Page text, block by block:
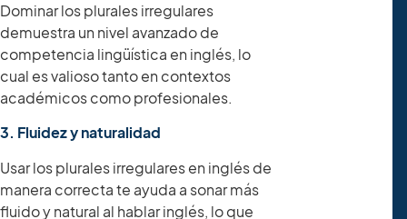
Dominar los plurales irregulares
demuestra un nivel avanzado de
competencia lingüística en inglés, lo
cual es valioso tanto en contextos
académicos como profesionales.
3. Fluidez y naturalidad
Usar los plurales irregulares en inglés de
manera correcta te ayuda a sonar más
fluido y natural al hablar inglés, lo que